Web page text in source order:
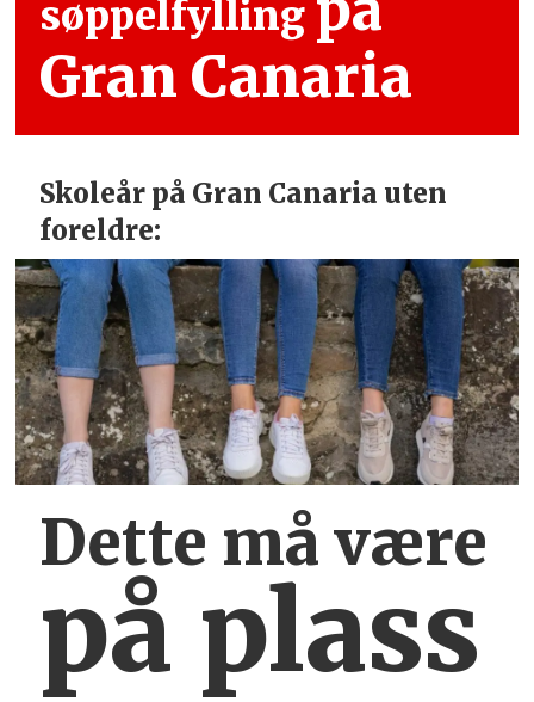
søppelfylling
Gran Canaria
Skoleår på Gran Canaria uten
foreldre:
Dette må være
på plass